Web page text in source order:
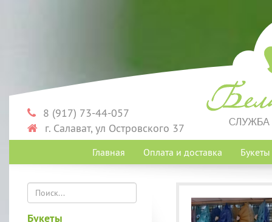
8 (917) 73-44-057
г. Салават, ул Островского 37
Главная Оплата и доставка Букеты
Букеты